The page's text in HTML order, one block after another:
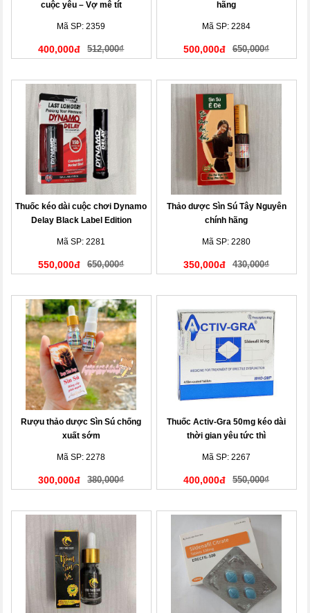
cuộc yêu – Vợ mê tít
Mã SP: 2359
400,000đ 512,000₫
hãng
Mã SP: 2284
500,000đ 650,000₫
Thuốc kéo dài cuộc chơi Dynamo
Delay Black Label Edition
Mã SP: 2281
550,000đ 650,000₫
Thảo dược Sìn Sú Tây Nguyên
chính hãng
Mã SP: 2280
350,000đ 430,000₫
Rượu thảo dược Sìn Sú chống
xuất sớm
Mã SP: 2278
300,000đ 380,000₫
Thuốc Activ-Gra 50mg kéo dài
thời gian yêu tức thì
Mã SP: 2267
400,000đ 550,000₫